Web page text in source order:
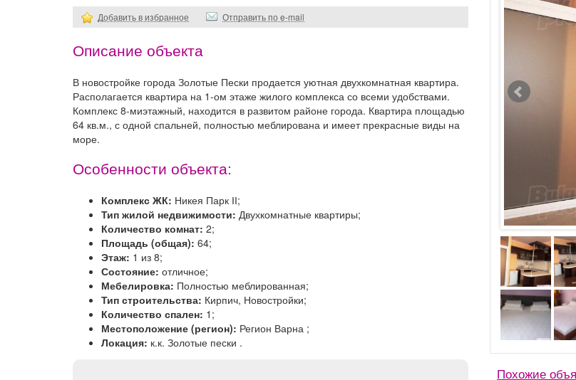
Добавить в избранное Отправить по e-mail
Описание объекта
В новостройке города Золотые Пески продается уютная двухкомнатная квартира.
Располагается квартира на 1-ом этаже жилого комплекса со всеми удобствами.
Комплекс 8-миэтажный, находится в развитом районе города. Квартира площадью
64 кв.м., с одной спальней, полностью меблирована и имеет прекрасные виды на
море.
Особенности объекта:
Комплекс ЖК: Никея Парк ІІ;
Тип жилой недвижимости: Двухкомнатные квартиры;
Количество комнат: 2;
Площадь (общая): 64;
Этаж: 1 из 8;
Состояние: отличное;
Мебелировка: Полностью меблированная;
Тип строительства: Кирпич, Новостройки;
Количество спален: 1;
Местоположение (регион): Регион Варна ;
Локация: к.к. Золотые пески .
Похожие